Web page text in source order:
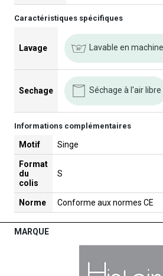
Caractéristiques spécifiques
Lavage Lavable en
Sechage Séchage à l'air libre
Informations complémentaires
Motif Singe
Format
du
colis
S
Norme Conforme aux normes CE
MARQUE